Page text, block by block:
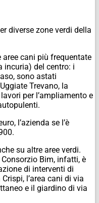
diverse zone verdi della
cani più frequentate
incuria) del centro: i
sono astati
Trevano, la
per l’ampliamento e
l’azienda se l’è
su altre aree verdi.
Bim, infatti, è
di interventi di
l’area cani di via
e il giardino di via